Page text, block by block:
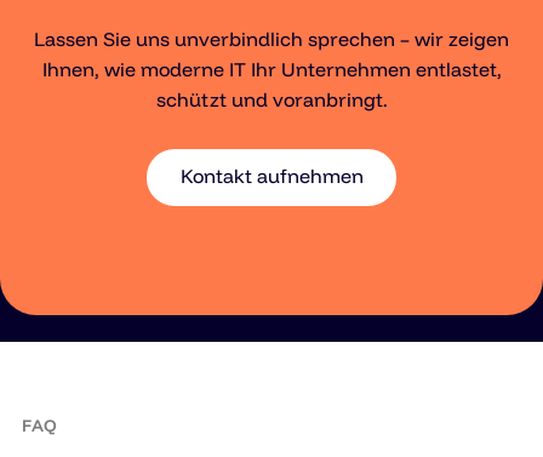
Lassen Sie uns unverbindlich sprechen – wir zeigen
Ihnen, wie moderne IT Ihr Unternehmen entlastet,
schützt und voranbringt.
Kontakt aufnehmen
FAQ